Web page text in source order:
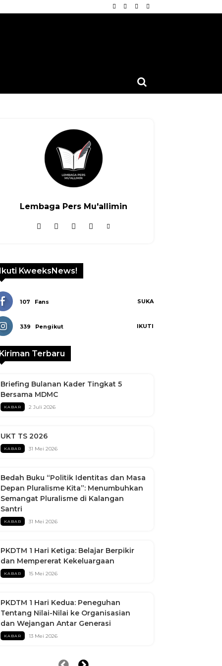
Lembaga Pers Mu'allimin
Ikuti KweeksNews!
107 Fans SUKA
339 Pengikut IKUTI
Kiriman Terbaru
Briefing Bulanan Kader Tingkat 5
Bersama MDMC
KABAR 2 Juli 2026
UKT TS 2026
KABAR 31 Mei 2026
Bedah Buku “Politik Identitas dan Masa
Depan Pluralisme Kita”: Menumbuhkan
Semangat Pluralisme di Kalangan
Santri
KABAR 31 Mei 2026
PKDTM 1 Hari Ketiga: Belajar Berpikir
dan Mempererat Kekeluargaan
KABAR 15 Mei 2026
PKDTM 1 Hari Kedua: Peneguhan
Tentang Nilai-Nilai ke Organisasian
dan Wejangan Antar Generasi
KABAR 13 Mei 2026